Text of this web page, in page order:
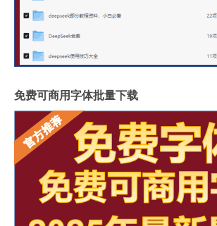
免费可商用字体批量下载